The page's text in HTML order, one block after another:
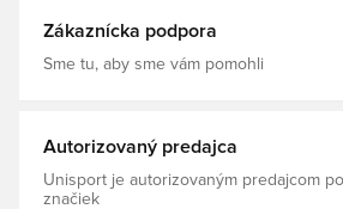
Zákaznícka podpora
Sme tu, aby sme vám pomohli
Autorizovaný predajca
Unisport je autorizovaným predajcom
značiek